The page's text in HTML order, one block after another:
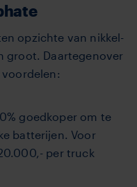
opzichte van nikkel-
groot. Daartegenover
goedkoper om te
batterijen. Voor
per truck